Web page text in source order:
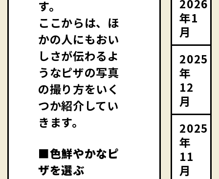
す。
ここからは、ほ
かの人にもおい
しさが伝わるよ
うなピザの写真
の撮り方をいく
つか紹介してい
きます。
■色鮮やかなピ
ザを選ぶ
年1
月
2025
年
12
月
2025
年
11
月